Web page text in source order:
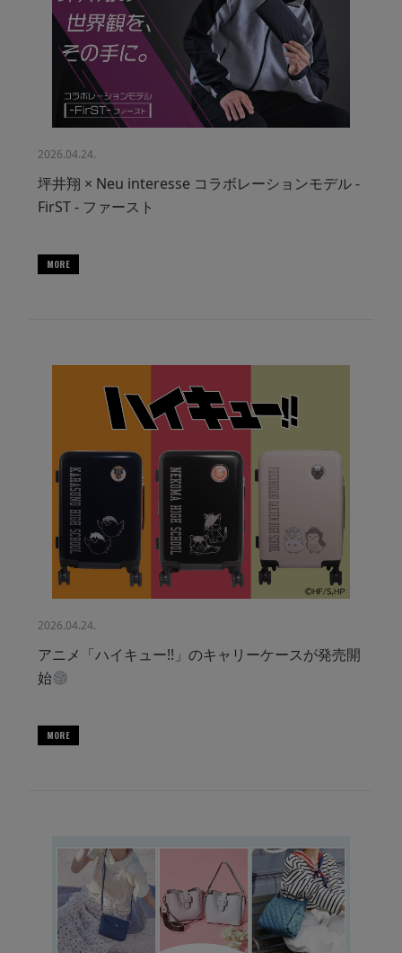
2026.04.24.
坪井翔 × Neu interesse コラボレーションモデル -
FirST - ファースト
MORE
2026.04.24.
アニメ「ハイキュー!!」のキャリーケースが発売開
始
MORE